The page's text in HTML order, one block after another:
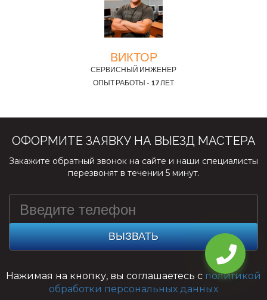
ВИКТОР
СЕРВИСНЫЙ ИНЖЕНЕР
ОПЫТ РАБОТЫ - 17 ЛЕТ
ОФОРМИТЕ ЗАЯВКУ НА ВЫЕЗД МАСТЕРА
Закажите обратный звонок на сайте и наши специалисты
перезвонят в течении 5 минут.
ВЫЗВАТЬ
Нажимая на кнопку, вы соглашаетесь с политикой
обработки персональных данных